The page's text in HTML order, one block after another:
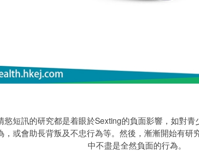
慾短訊的研究都是着眼於Sexting的負面影響，如對
，或會助長背叛及不忠行為等。然後，漸漸開始有研
中不盡是全然負面的行為。